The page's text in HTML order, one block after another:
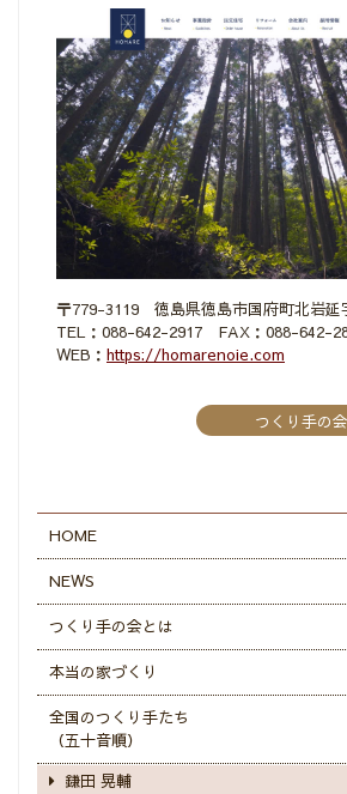
〒779-3119 徳島県徳島市国府町北岩延
TEL：088-642-2917 FAX：088-642-
WEB： https://homarenoie.com
つくり手の
HOME
NEWS
つくり手の会とは
本当の家づくり
全国のつくり手たち
（五十音順）
鎌田 晃輔